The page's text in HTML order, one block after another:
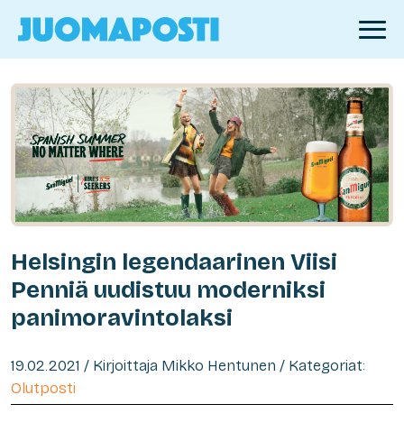
Helsingin legendaarinen Viisi
Penniä uudistuu moderniksi
panimoravintolaksi
19.02.2021 / Kirjoittaja Mikko Hentunen / Kategoriat:
Olutposti